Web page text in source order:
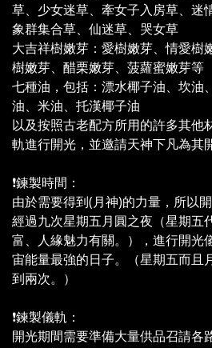
草、少女迷草、牽女子入房草、迷
象群集合草、仙迷草、哭女草
大吉祥樹嫩芽：愛樹嫩芽、情愛樹
樹嫩芽、醋栗嫩芽、菠蘿蜜嫩芽等
七種油，包括：漂水椰子油、坎油
油、米油、托漢椰子油
以及按照古老配方所用的許多其他
軌進行開光，並邀請天神下凡為其
❗鍊製時間：
由於需要得到(月神)的力量，所以
經過九次星期五月圓之夜（星期五
富、人緣魅力有關。），進行開光
宙能量最強的日子。（星期五而且
到兩次。）
❗鍊製儀軌：
開光期間需要準備大量供品召請各